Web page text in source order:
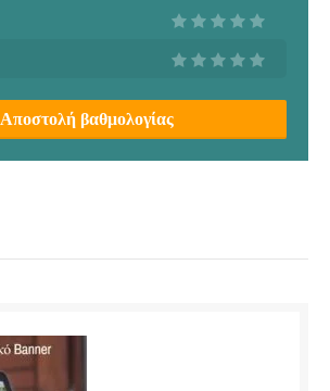
Αποστολή βαθμολογίας